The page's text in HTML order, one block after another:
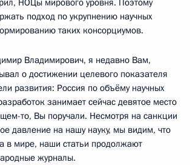
подход по укрупнению научных
таких консорциумов.
Владимирович, я недавно Вам,
о достижении целевого показателя
развития: Россия по объёму научных
занимает сейчас девятое место
то, Вы поручали. Несмотря на санкции
давление на нашу науку, мы видим, что
в мире, наши статьи продолжают
журналы.